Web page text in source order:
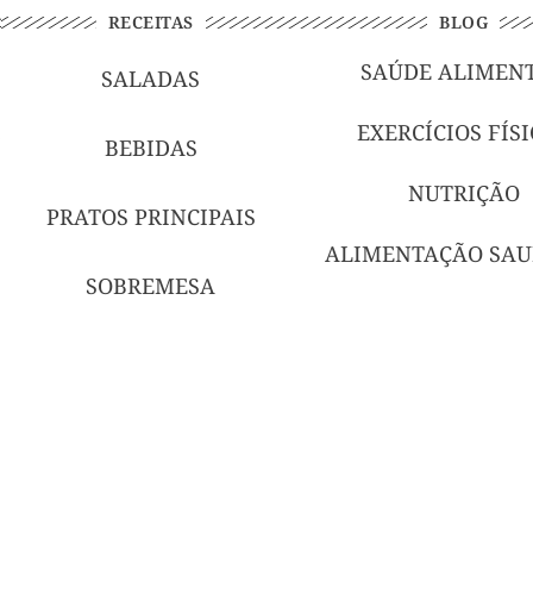
RECEITAS
SALADAS
BEBIDAS
PRATOS PRINCIPAIS
SOBREMESA
BLOG
SAÚDE
EXERCÍCIOS
NUTRIÇÃO
ALIMENTAÇÃO